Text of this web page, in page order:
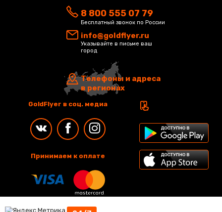
8 800 555 07 79
Бесплатный звонок по России
info@goldflyer.ru
Указывайте в письме ваш
город
Телефоны и адреса
в регионах
GoldFlyer в соц. медиа
Принимаем к оплате